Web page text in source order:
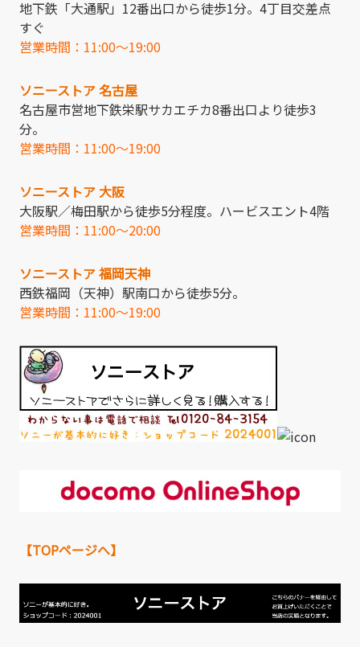
地下鉄「大通駅」12番出口から徒歩1分。4丁目交差点
すぐ
営業時間：11:00～19:00
ソニーストア 名古屋
名古屋市営地下鉄栄駅サカエチカ8番出口より徒歩3
分。
営業時間：11:00～19:00
ソニーストア 大阪
大阪駅／梅田駅から徒歩5分程度。ハービスエント4階
営業時間：11:00～20:00
ソニーストア 福岡天神
西鉄福岡（天神）駅南口から徒歩5分。
営業時間：11:00～19:00
【TOPページへ】